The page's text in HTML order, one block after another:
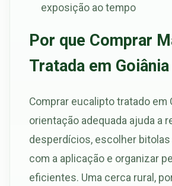
exposição ao tempo
Por que Comprar
Tratada em Goiânia
Comprar eucalipto tratado em
orientação adequada ajuda a
desperdícios, escolher
com a aplicação e organizar
eficientes. Uma cerca rural,